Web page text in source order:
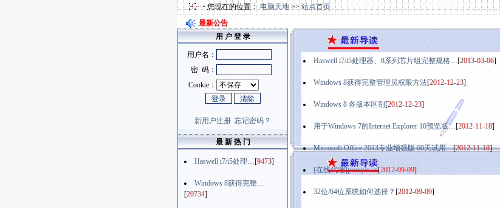
您现在的位置：电脑天地>>站点首页
最新公告
用 户 登 录
用户名：
密 码：
Cookie：
新用户注册 忘记密码？
最 新 热 门
Haswell i7/i5处理…[9473]
Windows 8获得完整…
[20734]
Haswell i7/i5处理器、8系列芯片组完整规格…[2013-03-06]
Windows 8获得完整管理员权限方法[2012-12-23]
Windows 8 各版本区别 [2012-12-23]
用于Windows 7的Internet Explorer 10预览版…[2012-11-18]
Microsoft Office 2013专业增强版 60天试用…[2012-11-18]
[在线代理]proxyie.cn[2012-09-09]
32位/64位系统如何选择？ [2012-09-09]